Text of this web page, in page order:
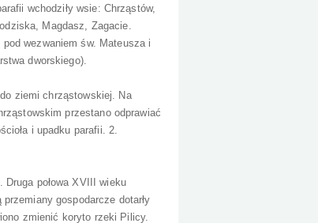
wchodziły wsie: Chrząstów,
Magdasz, Zagacie.
wezwaniem św. Mateusza i
dworskiego).
ziemi chrząstowskiej. Na
przestano odprawiać
i upadku parafii. 2.
połowa XVIII wieku
gospodarcze dotarły
zmienić koryto rzeki Pilicy.